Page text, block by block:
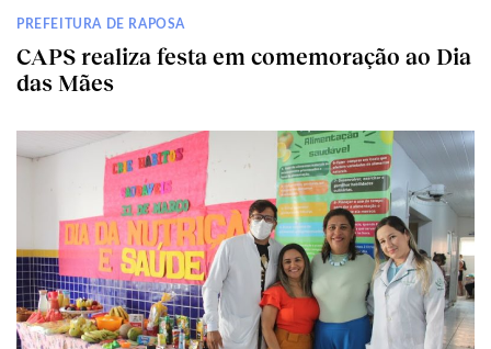
PREFEITURA DE RAPOSA
CAPS realiza festa em comemoração ao Dia
das Mães